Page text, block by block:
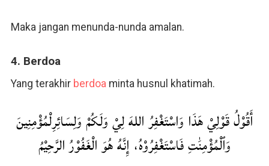
Maka jangan menunda-nunda amalan.
4. Berdoa
Yang terakhir berdoa minta husnul khatimah.
أَقُوْلُ قَوْلِيْ هَذَا وَاسْتَغْفِرُ اللهَ لِيْ وَلَكُمْ وَلِسَائِرِلْمُؤْمِنِينَ
وَٱلْمُؤْمِنَٰتِ فَاسْتَغْفِرُوْهُ، إِنَّهُ هُوَ الْغَفُوْرُ الرَّحِيْمُ